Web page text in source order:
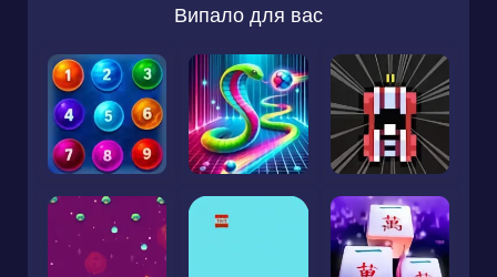
Випало для вас